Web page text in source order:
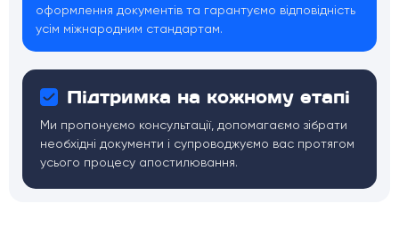
оформлення документів та гарантуємо відповідність
усім міжнародним стандартам.
Підтримка на кожному етапі
Ми пропонуємо консультації, допомагаємо зібрати
необхідні документи і супроводжуємо вас протягом
усього процесу апостилювання.